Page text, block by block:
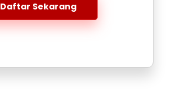
Daftar Sekarang